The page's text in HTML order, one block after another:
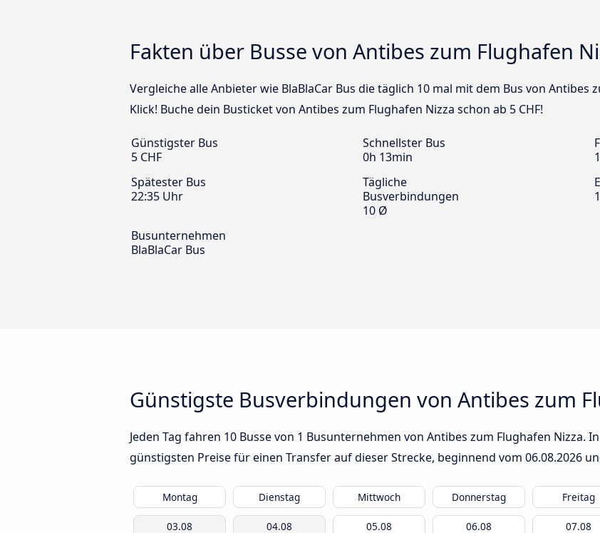
Fakten über Busse von Antibes zum Flughafen
Vergleiche alle Anbieter wie BlaBlaCar Bus die täglich 10 mal mit dem Bus von Antibes
Klick! Buche dein Busticket von Antibes zum Flughafen Nizza schon ab 5 CHF!
Günstigster Bus
5 CHF
Schnellster Bus
0h 13min
Spätester Bus
22:35 Uhr
Tägliche
Busverbindungen
10 Ø
Busunternehmen
BlaBlaCar Bus
Günstigste Busverbindungen von Antibes zum
Jeden Tag fahren 10 Busse von 1 Busunternehmen von Antibes zum Flughafen Nizza.
günstigsten Preise für einen Transfer auf dieser Strecke, beginnend vom 06.08.2026
Montag Dienstag Mittwoch Donnerstag Freitag
03.08 04.08 05.08 06.08 07.08